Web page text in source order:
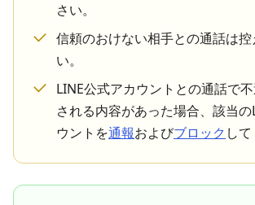
さい。
信頼のおけない相手との通話は控
い。
LINE公式アカウントとの通話で
される内容があった場合、該当の
ウントを通報およびブロック して